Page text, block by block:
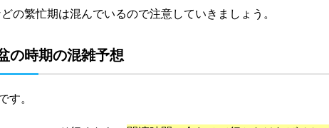
の繁忙期は混んでいるので注意していきましょう。
の時期の混雑予想
す。